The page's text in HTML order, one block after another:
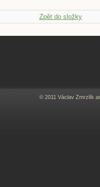
Zpět do složky
© 2011 Václav Zmrzlík